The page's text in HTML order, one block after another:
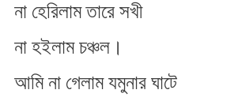
না হেরিলাম তারে সখী
না হইলাম চঞ্চল।
আমি না গেলাম যমুনার ঘাটে